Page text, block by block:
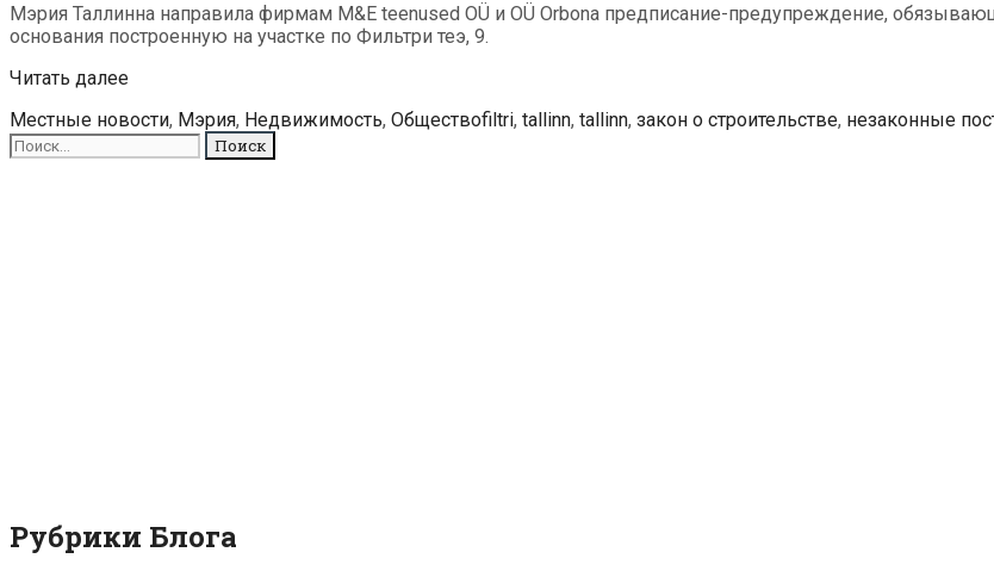
Мэрия Таллинна направила фирмам M&E teenused OÜ и OÜ Orbona предписание-предупреждение,
основания построенную на участке по Фильтри теэ, 9.
Читать далееТаллиннская
требует
незаконно
Рубрики
Местные новости, Мэрия, Недвижимость, ОбществоМетки
filtri, tallinn, tallinn, закон о строительстве, незаконные
Поиск
для:
Рубрики Блога